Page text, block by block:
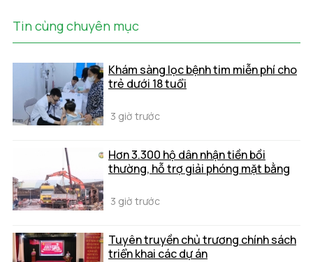
Tin cùng chuyên mục
Khám sàng lọc bệnh tim miễn phí cho
trẻ dưới 18 tuổi
3 giờ trước
Hơn 3.300 hộ dân nhận tiền bồi
thường, hỗ trợ giải phóng mặt bằng
3 giờ trước
Tuyên truyền chủ trương chính sách
triển khai các dự án